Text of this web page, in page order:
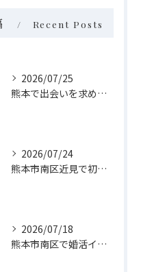
Recent Posts
2026/07/25
熊本で出会いを求めている独身の方へ🤗
2026/07/24
熊本市南区近見で初めてのマルシェを開催します！
2026/07/18
熊本市南区で婚活イベント開催のお知らせ💕